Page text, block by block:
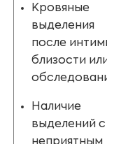
Кровяные
выделения
после
близости или
Наличие
выделений с